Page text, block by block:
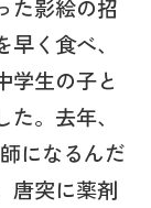
た影絵の招
く食べ、
学生の子と
。去年、
になるんだ
唐突に薬剤